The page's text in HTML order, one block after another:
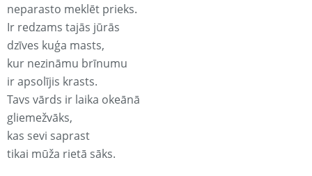
neparasto meklēt prieks.
Ir redzams tajās jūrās
dzīves kuģa masts,
kur nezināmu brīnumu
ir apsolījis krasts.
Tavs vārds ir laika okeānā
gliemežvāks,
kas sevi saprast
tikai mūža rietā sāks.